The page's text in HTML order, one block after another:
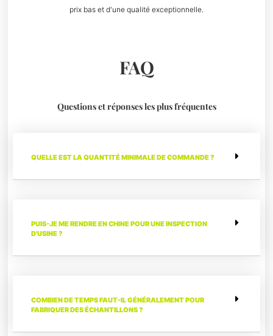
prix bas et d'une qualité exceptionnelle.
FAQ
Questions et réponses les plus fréquentes
QUELLE EST LA QUANTITÉ MINIMALE DE COMMANDE ?
PUIS-JE ME RENDRE EN CHINE POUR UNE INSPECTION
D'USINE ?
COMBIEN DE TEMPS FAUT-IL GÉNÉRALEMENT POUR
FABRIQUER DES ÉCHANTILLONS ?